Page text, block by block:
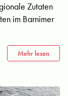
Zutaten
im Barnimer
Mehr lesen